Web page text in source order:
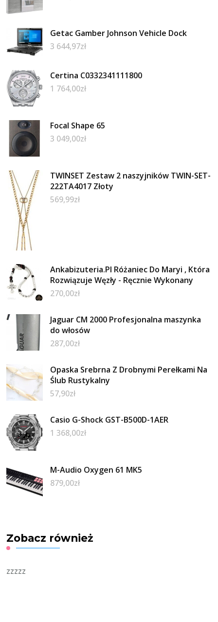
Getac Gamber Johnson Vehicle Dock
3 644,97zł
Certina C0332341111800
1 764,00zł
Focal Shape 65
3 049,00zł
TWINSET Zestaw 2 naszyjników TWIN-SET-
222TA4017 Złoty
569,99zł
Ankabizuteria.Pl Różaniec Do Maryi , Która
Rozwiązuje Węzły - Ręcznie Wykonany
270,00zł
Jaguar CM 2000 Profesjonalna maszynka
do włosów
287,00zł
Opaska Srebrna Z Drobnymi Perełkami Na
Ślub Rustykalny
57,90zł
Casio G-Shock GST-B500D-1AER
1 368,00zł
M-Audio Oxygen 61 MK5
879,00zł
Zobacz również
zzzzz